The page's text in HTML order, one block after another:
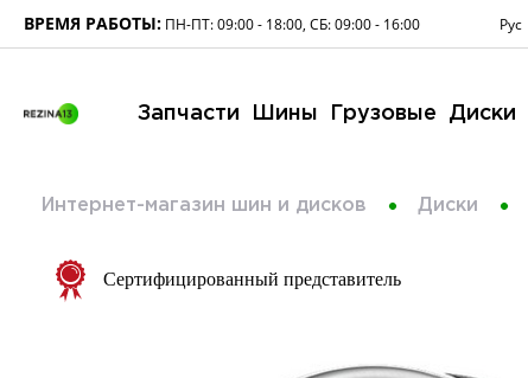
ВРЕМЯ РАБОТЫ: ПН-ПТ: 09:00 - 18:00, СБ: 09:00 - 16:00 Рус
Запчасти Шины Грузовые Диски
Интернет-магазин шин и дисков Диски
Сертифицированный представитель